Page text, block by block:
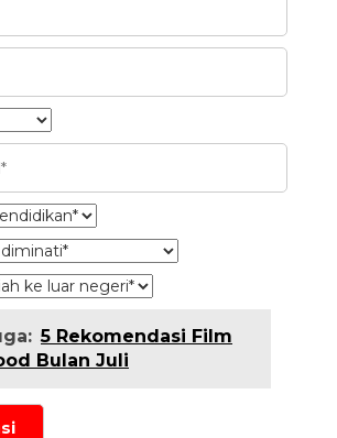
5 Rekomendasi Film
Bulan Juli